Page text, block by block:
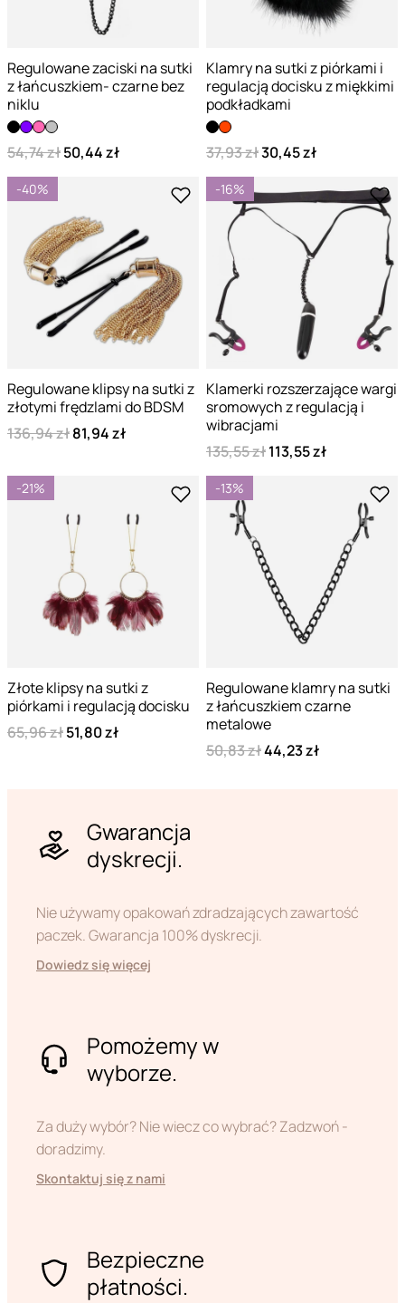
Regulowane zaciski na sutki
z łańcuszkiem- czarne bez
niklu
54,74 zł50,44 zł
Klamry na sutki z piórkami i
regulacją docisku z miękkimi
podkładkami
37,93 zł30,45 zł
-40%
Regulowane klipsy na sutki z
złotymi frędzlami do BDSM
136,94 zł81,94 zł
-16%
Klamerki rozszerzające wargi
sromowych z regulacją i
wibracjami
135,55 zł113,55 zł
-21%
Złote klipsy na sutki z
piórkami i regulacją docisku
65,96 zł51,80 zł
-13%
Regulowane klamry na sutki
z łańcuszkiem czarne
metalowe
50,83 zł44,23 zł
Gwarancja
dyskrecji.
Nie używamy opakowań zdradzających zawartość
paczek. Gwarancja 100% dyskrecji.
Dowiedz się więcej
Pomożemy w
wyborze.
Za duży wybór? Nie wiecz co wybrać? Zadzwoń -
doradzimy.
Skontaktuj się z nami
Bezpieczne
płatności.